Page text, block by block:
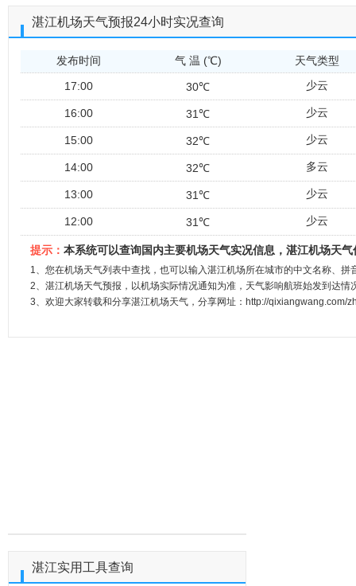
湛江机场天气预报24小时实况查询
发布时间 气 温 (℃)
天气类型
17:00
30℃ 少云
16:00 31℃ 少云
15:00 32℃ 少云
14:00 32℃ 多云
13:00 31℃ 少云
12:00 31℃ 少云
提示： 本系统可以查询国内主要机场天气实况信息，湛江机场天
1、您在机场天气列表中查找，也可以输入湛江机场所在城市的中文名称、拼
2、湛江机场天气预报，以机场实际情况通知为准，天气影响航班始发到达情
3、欢迎大家转载和分享湛江机场天气，分享网址：http://qixiangwang.com/
湛江实用工具查询